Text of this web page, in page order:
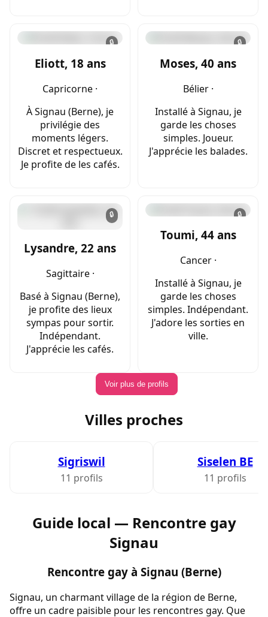
🔒
Eliott, 18 ans
Capricorne ·
À Signau (Berne), je
privilégie des
moments légers.
Discret et respectueux.
Je profite de les cafés.
🔒
Moses, 40 ans
Bélier ·
Installé à Signau, je
garde les choses
simples. Joueur.
J'apprécie les balades.
🔒
Lysandre, 22 ans
Sagittaire ·
Basé à Signau (Berne),
je profite des lieux
sympas pour sortir.
Indépendant.
J'apprécie les cafés.
🔒
Toumi, 44 ans
Cancer ·
Installé à Signau, je
garde les choses
simples. Indépendant.
J'adore les sorties en
ville.
Voir plus de profils
Villes proches
Sigriswil
11 profils
Siselen BE
11 profils
Guide local — Rencontre gay
Signau
Rencontre gay à Signau (Berne)
Signau, un charmant village de la région de Berne,
offre un cadre paisible pour les rencontres gay. Que